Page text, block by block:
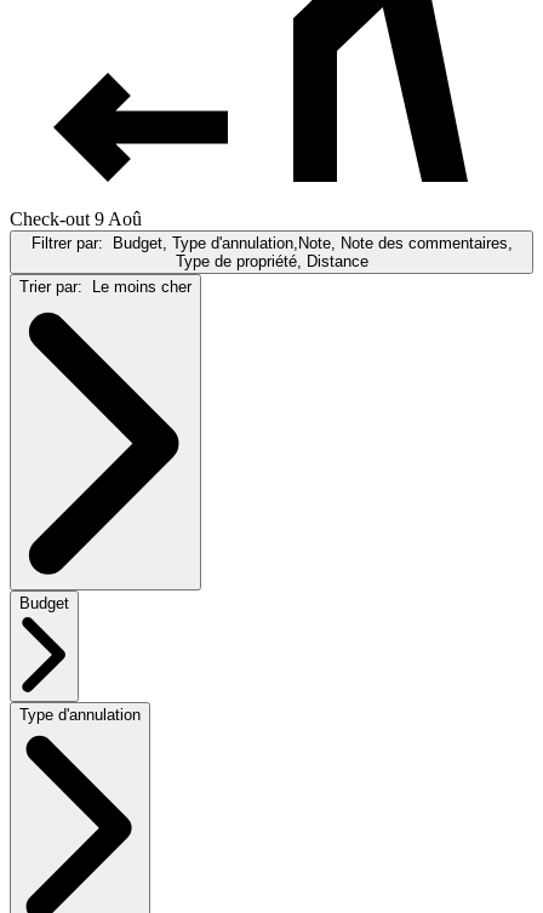
Check-out 9 Aoû
Filtrer par:
Budget, Type d'annulation,Note, Note des commentaires,
Type de propriété, Distance
Trier par:
Le moins cher
Budget
Type d'annulation